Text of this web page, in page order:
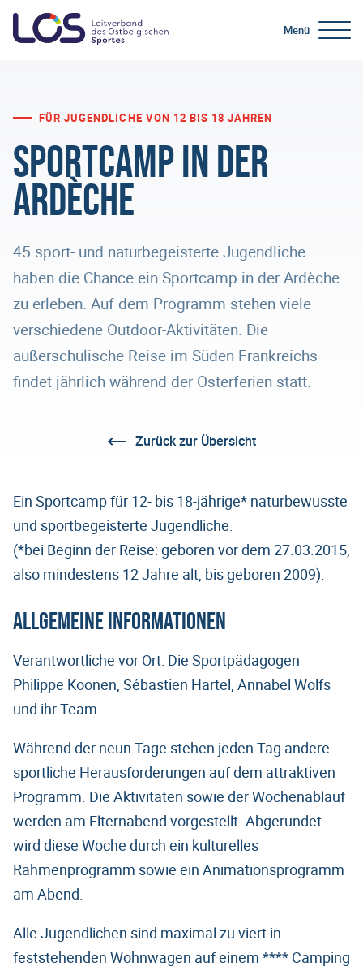
Menü
FÜR JUGENDLICHE VON 12 BIS 18 JAHREN
Sportcamp in der
Ardèche
45 sport- und naturbegeisterte Jugendliche
haben die Chance ein Sportcamp in der Ardèche
zu erleben. Auf dem Programm stehen viele
verschiedene Outdoor-Aktivitäten. Die
außerschulische Reise im Süden Frankreichs
findet jährlich während der Osterferien statt.
Zurück zur Übersicht
Ein Sportcamp für 12- bis 18-jährige* naturbewusste
und sportbegeisterte Jugendliche.
(*bei Beginn der Reise: geboren vor dem 27.03.2015,
also mindestens 12 Jahre alt, bis geboren 2009).
Allgemeine Informationen
Verantwortliche vor Ort: Die Sportpädagogen
Philippe Koonen, Sébastien Hartel, Annabel Wolfs
und ihr Team.
Während der neun Tage stehen jeden Tag andere
sportliche Herausforderungen auf dem attraktiven
Programm. Die Aktivitäten sowie der Wochenablauf
werden am Elternabend vorgestellt. Abgerundet
wird diese Woche durch ein kulturelles
Rahmenprogramm sowie ein Animationsprogramm
am Abend.
Alle Jugendlichen sind maximal zu viert in
feststehenden Wohnwagen auf einem **** Camping